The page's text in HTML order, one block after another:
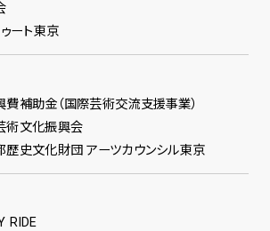
ゥート東京
補助金（国際芸術交流支援事業）
術文化振興会
史文化財団 アーツカウンシル東京
RIDE